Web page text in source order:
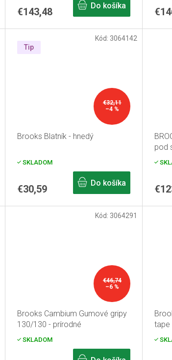
€143,48
Do košíka
Tip
€32,11
–4 %
Brooks Blatník - hnedý
SKLADOM
€30,59
Do košíka
Kód: 3064142
pod
€46,74
–6 %
Brooks Cambium Gumové gripy
130/130 - prírodné
SKLADOM
Kód: 3064291
tape